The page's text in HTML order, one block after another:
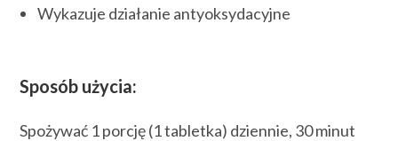
Wykazuje działanie antyoksydacyjne
Sposób użycia:
Spożywać 1 porcję (1 tabletka) dziennie, 30 minut